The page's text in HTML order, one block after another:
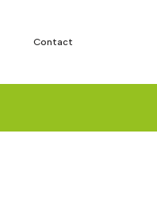
Contact